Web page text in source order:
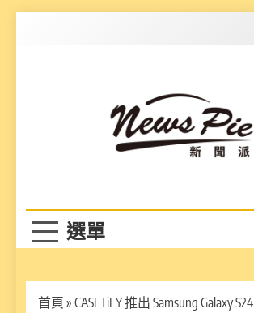
首頁 » CASETiFY 推出 Samsung Galaxy